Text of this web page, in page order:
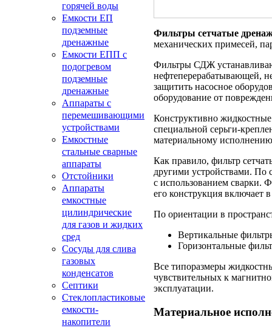
горячей воды
Емкости ЕП
подземные
дренажные
Емкости ЕПП с
подогревом
подземные
дренажные
Аппараты с
перемешивающими
устройствами
Емкостные
стальные сварные
аппараты
Отстойники
Аппараты
емкостные
цилиндрические
для газов и жидких
сред
Сосуды для слива
газовых
конденсатов
Септики
Стеклопластиковые
емкости-
накопители
Фильтры сетчатые
механических примесей,
Фильтры СДЖ
нефтеперерабатывающей,
защитить насосное
оборудование от
Конструктивно
специальной серьги-
материальному
Как правило, фильтр
другими устройствами.
с использованием сварки.
его конструкция
По ориентации в
Вертикальные
Горизонтальные
Все типоразмеры
чувствительных к
эксплуатации.
Материальное